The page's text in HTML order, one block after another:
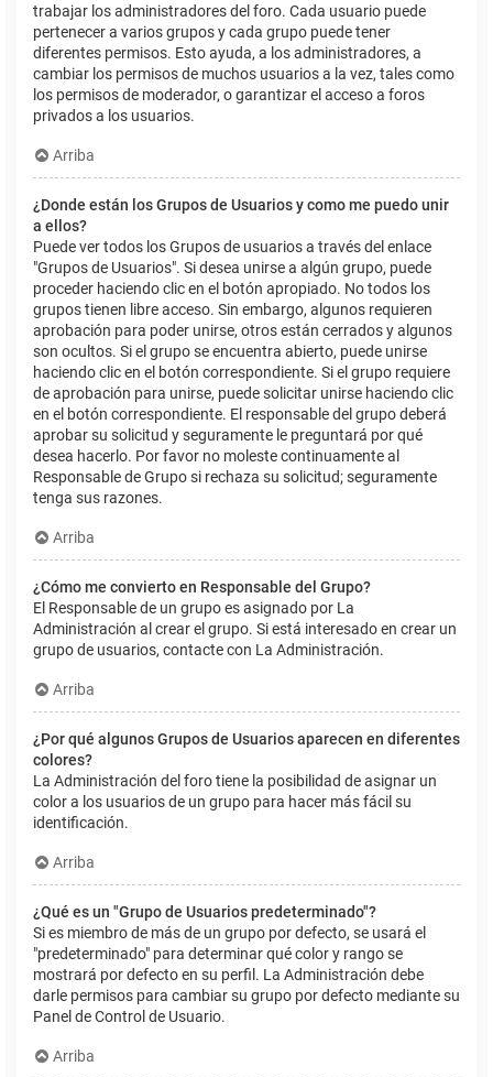
trabajar los administradores del foro. Cada usuario puede
pertenecer a varios grupos y cada grupo puede tener
diferentes permisos. Esto ayuda, a los administradores, a
cambiar los permisos de muchos usuarios a la vez, tales como
los permisos de moderador, o garantizar el acceso a foros
privados a los usuarios.
Arriba
¿Donde están los Grupos de Usuarios y como me puedo unir
a ellos?
Puede ver todos los Grupos de usuarios a través del enlace
"Grupos de Usuarios". Si desea unirse a algún grupo, puede
proceder haciendo clic en el botón apropiado. No todos los
grupos tienen libre acceso. Sin embargo, algunos requieren
aprobación para poder unirse, otros están cerrados y algunos
son ocultos. Si el grupo se encuentra abierto, puede unirse
haciendo clic en el botón correspondiente. Si el grupo requiere
de aprobación para unirse, puede solicitar unirse haciendo clic
en el botón correspondiente. El responsable del grupo deberá
aprobar su solicitud y seguramente le preguntará por qué
desea hacerlo. Por favor no moleste continuamente al
Responsable de Grupo si rechaza su solicitud; seguramente
tenga sus razones.
Arriba
¿Cómo me convierto en Responsable del Grupo?
El Responsable de un grupo es asignado por La
Administración al crear el grupo. Si está interesado en crear un
grupo de usuarios, contacte con La Administración.
Arriba
¿Por qué algunos Grupos de Usuarios aparecen en diferentes
colores?
La Administración del foro tiene la posibilidad de asignar un
color a los usuarios de un grupo para hacer más fácil su
identificación.
Arriba
¿Qué es un "Grupo de Usuarios predeterminado"?
Si es miembro de más de un grupo por defecto, se usará el
"predeterminado" para determinar qué color y rango se
mostrará por defecto en su perfil. La Administración debe
darle permisos para cambiar su grupo por defecto mediante su
Panel de Control de Usuario.
Arriba